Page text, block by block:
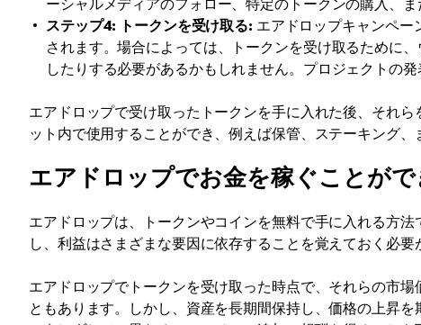
ーシャルメディアのフォロー、特定のトークンの購入、
ステップ4: トークンを受け取る: エアドロップキャンペー
されます。場合によっては、トークンを受け取るために
したりする必要があるかもしれません。プロジェクトの
エアドロップで受け取ったトークンを手に入れた後、それ
ット内で使用することができ、例えば保管、ステーキング、
エアドロップでお金を稼ぐことがで
エアドロップは、トークンやコインを無料で手に入れる方
し、利益はさまざまな要因に依存することを覚えておく必要
エアドロップでトークンを受け取った時点で、それらの市
ともあります。しかし、資産を長期間保持し、価格の上昇